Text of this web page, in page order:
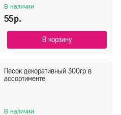
В наличии
55р.
В корзину
Песок декоративный 300гр в
ассортименте
В наличии